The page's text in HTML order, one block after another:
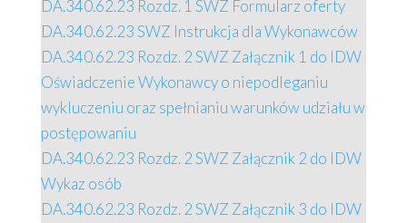
DA.340.62.23 Rozdz. 1 SWZ Formularz oferty
DA.340.62.23 SWZ Instrukcja dla Wykonawców
DA.340.62.23 Rozdz. 2 SWZ Załącznik 1 do IDW
Oświadczenie Wykonawcy o niepodleganiu
wykluczeniu oraz spełnianiu warunków udziału w
postępowaniu
DA.340.62.23 Rozdz. 2 SWZ Załącznik 2 do IDW
Wykaz osób
DA.340.62.23 Rozdz. 2 SWZ Załącznik 3 do IDW